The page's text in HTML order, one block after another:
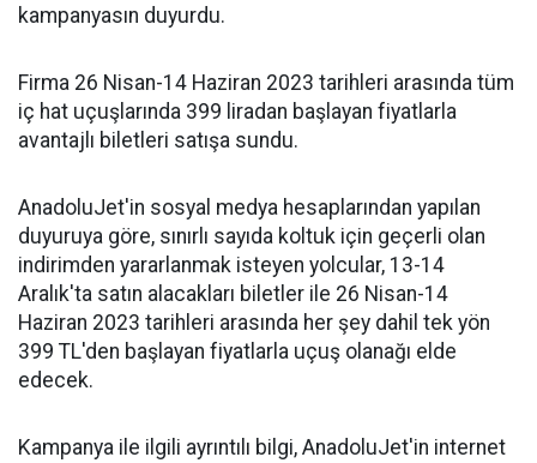
kampanyasın duyurdu.
Firma 26 Nisan-14 Haziran 2023 tarihleri arasında tüm
iç hat uçuşlarında 399 liradan başlayan fiyatlarla
avantajlı biletleri satışa sundu.
AnadoluJet'in sosyal medya hesaplarından yapılan
duyuruya göre, sınırlı sayıda koltuk için geçerli olan
indirimden yararlanmak isteyen yolcular, 13-14
Aralık'ta satın alacakları biletler ile 26 Nisan-14
Haziran 2023 tarihleri arasında her şey dahil tek yön
399 TL'den başlayan fiyatlarla uçuş olanağı elde
edecek.
Kampanya ile ilgili ayrıntılı bilgi, AnadoluJet'in internet